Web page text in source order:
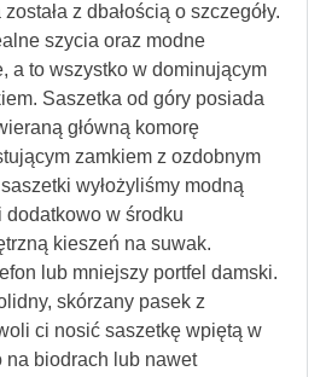
z dbałością o szczegóły.
szycia oraz modne
a to wszystko w dominującym
Saszetka od góry posiada
główną komorę
zamkiem z ozdobnym
wyłożyliśmy modną
dodatkowo w środku
kieszeń na suwak.
lub mniejszy portfel damski.
skórzany pasek z
ci nosić saszetkę wpiętą w
biodrach lub nawet